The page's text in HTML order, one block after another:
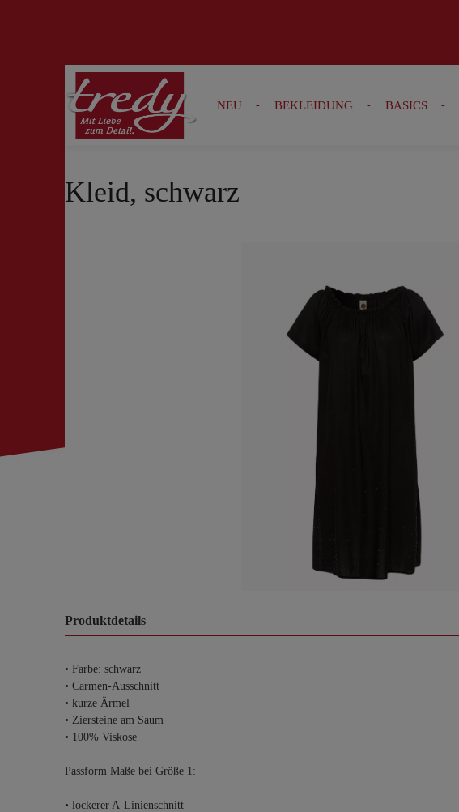
Zur Suche springen Zur Hauptnavigation springen
NEU BEKLEIDUNG BASICS
Kleid, schwarz
Produktdetails
• Farbe: schwarz
• Carmen-Ausschnitt
• kurze Ärmel
• Ziersteine am Saum
• 100% Viskose
Passform Maße bei Größe 1:
• lockerer A-Linienschnitt